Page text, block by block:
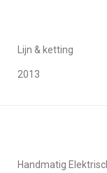
Lijn & ketting
2013
Handmatig